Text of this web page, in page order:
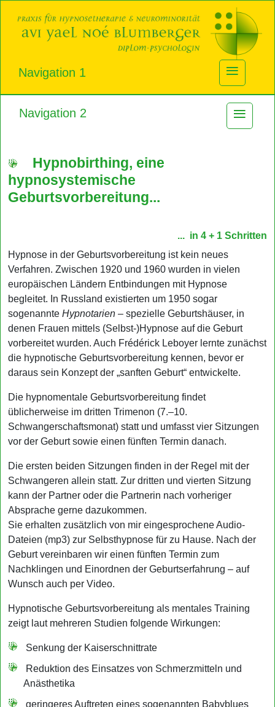
Navigation 1 ≡
Navigation 2 ≡
Hypnobirthing, eine
hypnosystemische
Geburtsvorbereitung...
... in 4 + 1 Schritten
Hypnose in der Geburtsvorbereitung ist kein neues
Verfahren. Zwischen 1920 und 1960 wurden in vielen
europäischen Ländern Entbindungen mit Hypnose
begleitet. In Russland existierten um 1950 sogar
sogenannte Hypnotarien – spezielle Geburtshäuser, in
denen Frauen mittels (Selbst-)Hypnose auf die Geburt
vorbereitet wurden. Auch Frédérick Leboyer lernte zunächst
die hypnotische Geburtsvorbereitung kennen, bevor er
daraus sein Konzept der „sanften Geburt“ entwickelte.
Die hypnomentale Geburtsvorbereitung findet
üblicherweise im dritten Trimenon (7.–10.
Schwangerschaftsmonat) statt und umfasst vier Sitzungen
vor der Geburt sowie einen fünften Termin danach.
Die ersten beiden Sitzungen finden in der Regel mit der
Schwangeren allein statt. Zur dritten und vierten Sitzung
kann der Partner oder die Partnerin nach vorheriger
Absprache gerne dazukommen.
Sie erhalten zusätzlich von mir eingesprochene Audio-
Dateien (mp3) zur Selbsthypnose für zu Hause. Nach der
Geburt vereinbaren wir einen fünften Termin zum
Nachklingen und Einordnen der Geburtserfahrung – auf
Wunsch auch per Video.
Hypnotische Geburtsvorbereitung als mentales Training
zeigt laut mehreren Studien folgende Wirkungen:
Senkung der Kaiserschnittrate
Reduktion des Einsatzes von Schmerzmitteln und
Anästhetika
geringeres Auftreten eines sogenannten Babyblues